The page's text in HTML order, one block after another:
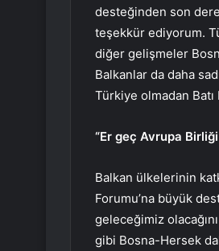
desteğinden son
teşekkür ediyorum.
diğer gelişmeler
Balkanlar da daha
Türkiye olmadan
“Er geç Avrupa
Balkan ülkelerinin
Forumu’na büyük
geleceğimiz
gibi Bosna-Hersek